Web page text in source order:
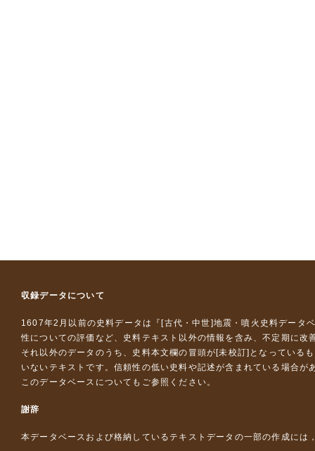
収録データについて
1607年2月以前の史料データは『 [古代・中世]地震・噴火史料データ
性についての評価など、史料テキスト以外の情報を含み、不定期に改
それ以外のデータのうち、史料本文欄の冒頭が[未校訂]となっている
いないテキストです。信頼性の低い史料や記述が含まれている場合が
このデータベースについて もご参照ください。
謝辞
本データベースおよび格納しているテキストデータの一部の作成には